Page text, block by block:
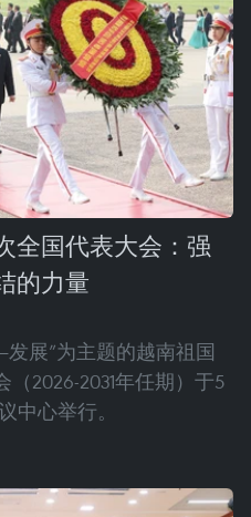
全国代表大会：强
的力量
展”为主题的越南祖国
2026-2031年任期）于5
中心举行。